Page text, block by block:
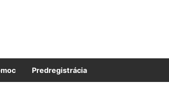
Predregistrácia